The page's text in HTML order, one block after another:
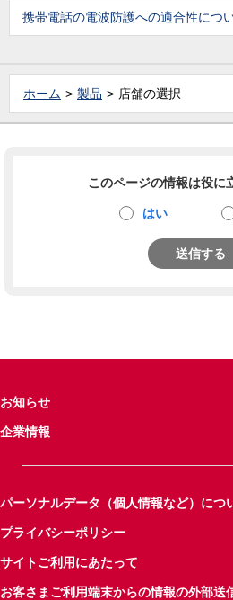
携帯電話の電波防護への適合性につ
ホーム 製品 店舗の選択
このページの情報は役に
はい
送信する
お知らせ
企業情報
パーソナルデータ（個人情報など）につ
プライバシーポリシー
サイトご利用にあたって
お客さまご利用端末からの情報の外部送